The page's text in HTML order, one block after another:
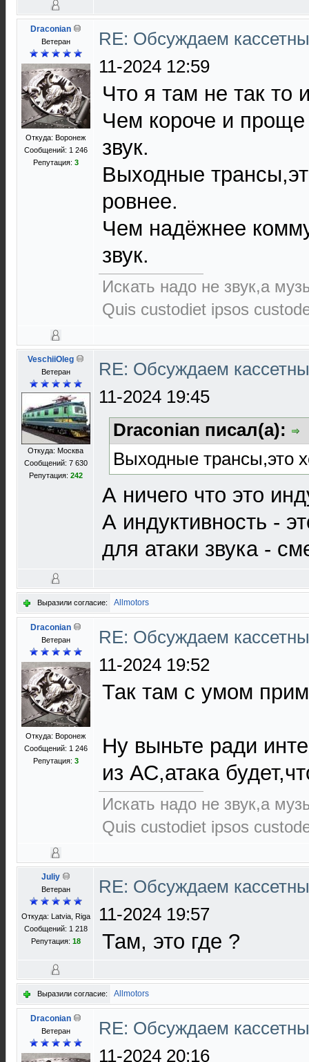
Draconian
Ветеран
Откуда: Воронеж
Сообщений: 1 246
Репутация: 3
RE: Обсуждаем
11-2024 12:59
Что я там не так то
Чем короче и проще
звук.
Выходные
ровнее.
Чем надёжнее
звук.
Искать надо не звук,а
Quis custodiet ipsos
VeschiiOleg
Ветеран
Откуда: Москва
Сообщений: 7 630
Репутация: 242
RE: Обсуждаем
11-2024 19:45
Draconian писал(а):
Выходные трансы,это
А ничего что это
А индуктивность -
для атаки звука -
Выразили согласие: Allmotors
Draconian
Ветеран
Откуда: Воронеж
Сообщений: 1 246
Репутация: 3
RE: Обсуждаем
11-2024 19:52
Так там с умом
Ну выньте ради
из АС,атака
Искать надо не звук,а
Quis custodiet ipsos
Juliy
Ветеран
Откуда: Latvia, Riga
Сообщений: 1 218
Репутация: 18
RE: Обсуждаем
11-2024 19:57
Там, это где ?
Выразили согласие: Allmotors
Draconian
Ветеран
RE: Обсуждаем
11-2024 20:16